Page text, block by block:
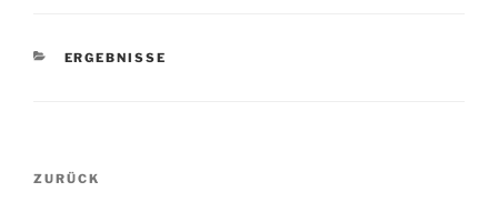
KATEGORIEN
ERGEBNISSE
Beitragsnavigation
Vorheriger
ZURÜCK